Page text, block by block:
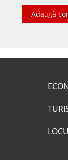
Adaugă